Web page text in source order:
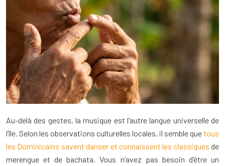
Au-delà des gestes, la musique est l’autre langue universelle de
l’île. Selon les observations culturelles locales, il semble quetous
les Dominicains savent danser et connaissent les classiques de
merengue et de bachata. Vous n’avez pas besoin d’être un